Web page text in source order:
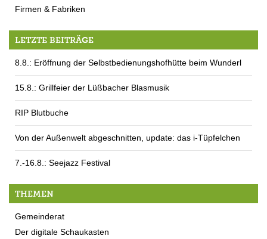
Firmen & Fabriken
LETZTE BEITRÄGE
8.8.: Eröffnung der Selbstbedienungshofhütte beim Wunderl
15.8.: Grillfeier der Lüßbacher Blasmusik
RIP Blutbuche
Von der Außenwelt abgeschnitten, update: das i-Tüpfelchen
7.-16.8.: Seejazz Festival
THEMEN
Gemeinderat
Der digitale Schaukasten